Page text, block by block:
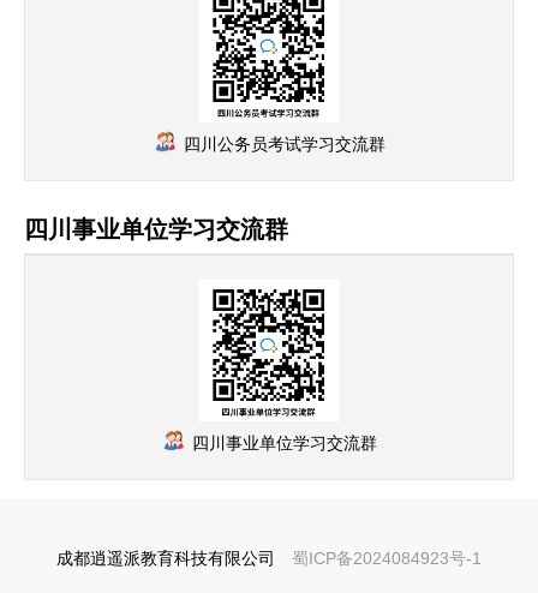
四川公务员考试学习交流群
四川事业单位学习交流群
四川事业单位学习交流群
成都逍遥派教育科技有限公司 蜀ICP备2024084923号-1